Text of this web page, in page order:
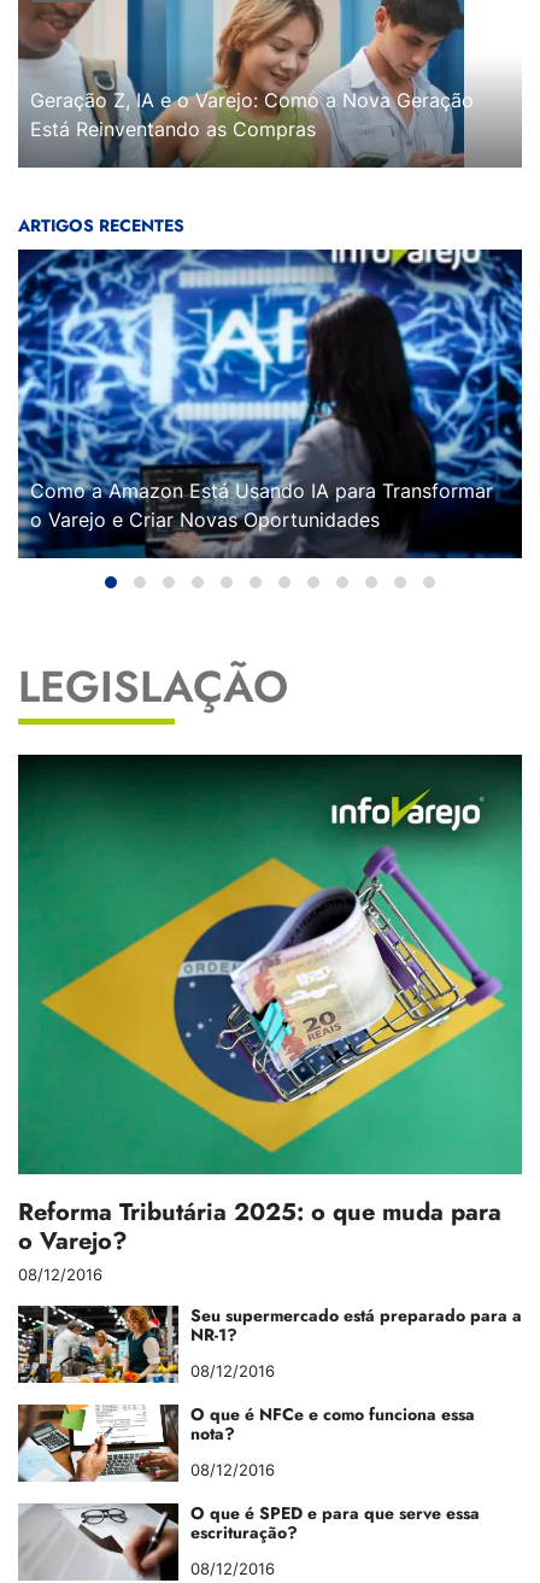
Geração Z, IA e o Varejo: Como a Nova Geração
Está Reinventando as Compras
ARTIGOS RECENTES
Como a Amazon Está Usando IA para Transformar
o Varejo e Criar Novas Oportunidades
LEGISLAÇÃO
Reforma Tributária 2025: o que muda para
o Varejo?
08/12/2016
Seu supermercado está preparado para a
NR-1?
08/12/2016
O que é NFCe e como funciona essa
nota?
08/12/2016
O que é SPED e para que serve essa
escrituração?
08/12/2016